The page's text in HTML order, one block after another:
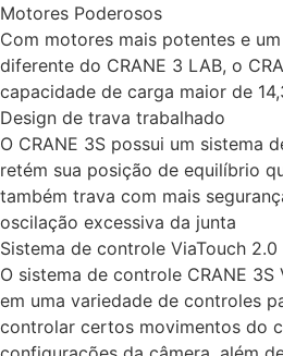
Motores Poderosos
Com motores mais potentes e
diferente do CRANE 3 LAB, o
capacidade de carga maior de
Design de trava trabalhado
O CRANE 3S possui um sistema
retém sua posição de equilíbrio
também trava com mais
oscilação excessiva da junta
Sistema de controle ViaTouch 2.0
O sistema de controle CRANE
em uma variedade de controles
controlar certos movimentos do